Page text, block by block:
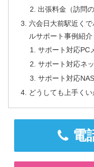
出張料金（訪問
六会日大前駅近く
ルサポート事例紹介
サポート対応PC
サポート対応ネ
サポート対応
どうしても上手く
電